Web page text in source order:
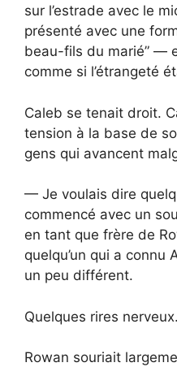
sur l’estrade avec le
présenté avec une
beau-fils du marié” —
comme si l’étrangeté
Caleb se tenait droit.
tension à la base de
gens qui avancent
— Je voulais dire
commencé avec un
en tant que frère de
quelqu’un qui a
un peu différent.
Quelques rires nerveux.
Rowan souriait